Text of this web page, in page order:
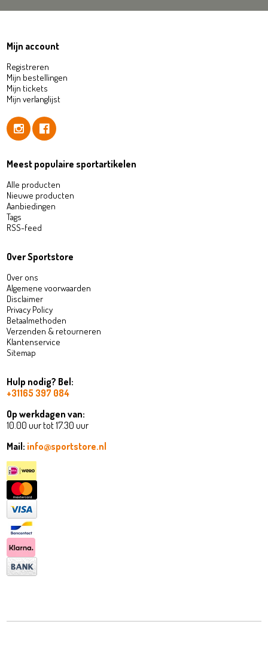
Mijn account
Registreren
Mijn bestellingen
Mijn tickets
Mijn verlanglijst
Meest populaire sportartikelen
Alle producten
Nieuwe producten
Aanbiedingen
Tags
RSS-feed
Over Sportstore
Over ons
Algemene voorwaarden
Disclaimer
Privacy Policy
Betaalmethoden
Verzenden & retourneren
Klantenservice
Sitemap
Hulp nodig? Bel:
+31165 397 084
Op werkdagen van:
10.00 uur tot 17.30 uur
Mail: info@sportstore.nl